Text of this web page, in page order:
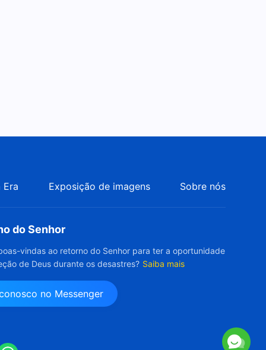
Era Exposição de imagens Sobre nós
do Senhor
vindas ao retorno do Senhor para ter a oportunidade
de Deus durante os desastres? Saiba mais
no Messenger